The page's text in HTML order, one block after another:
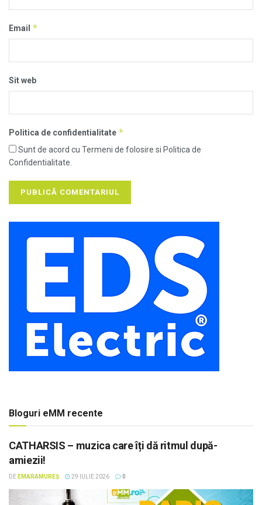
Email *
Sit web
Politica de confidentialitate *
Sunt de acord cu Termeni de folosire si Politica de
Confidentialitate.
Bloguri eMM recente
CATHARSIS – muzica care îți dă ritmul după-
amiezii!
DE EMARAMUREȘ 29 IULIE 2026 0